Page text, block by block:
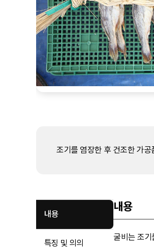
조기를 염장한 후 건조한 가공
내용
특징 및 의의
내용
굴비는 조